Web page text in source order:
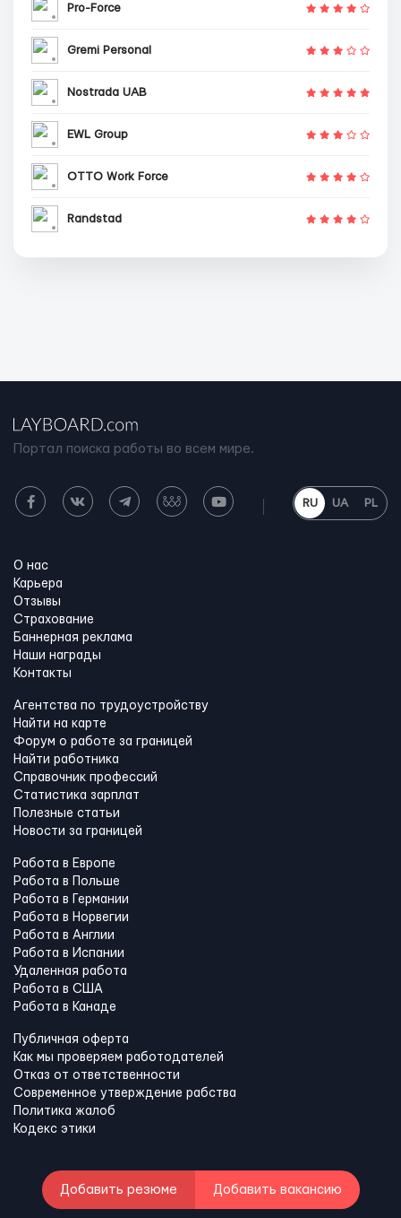
Pro-Force
Gremi Personal
Nostrada UAB
EWL Group
OTTO Work Force
Randstad
Портал поиска работы во всем мире.
RU UA PL
О нас
Карьера
Отзывы
Страхование
Баннерная реклама
Наши награды
Контакты
Агентства по трудоустройству
Найти на карте
Форум о работе за границей
Найти работника
Справочник профессий
Статистика зарплат
Полезные статьи
Новости за границей
Работа в Европе
Работа в Польше
Работа в Германии
Работа в Норвегии
Работа в Англии
Работа в Испании
Удаленная работа
Работа в США
Работа в Канадe
Публичная оферта
Как мы проверяем работодателей
Отказ от ответственности
Современное утверждение рабства
Политика жалоб
Кодекс этики
Добавить резюме Добавить вакансию